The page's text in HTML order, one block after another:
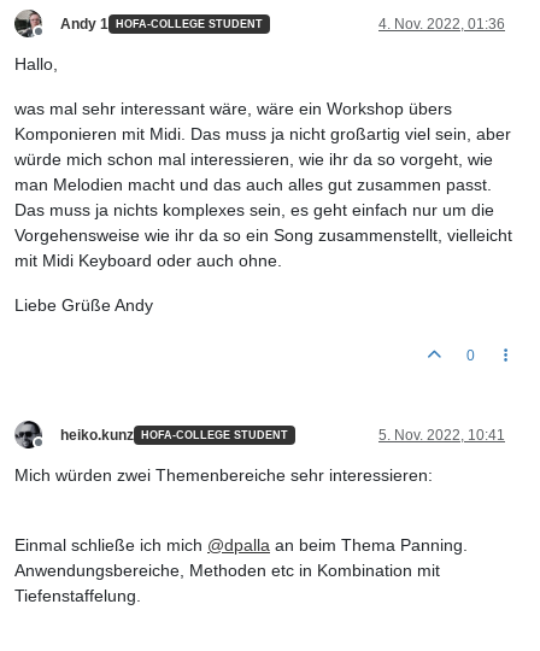
Andy 1 HOFA-COLLEGE STUDENT 4. Nov. 2022, 01:36
Hallo,
was mal sehr interessant wäre, wäre ein Workshop übers
Komponieren mit Midi. Das muss ja nicht großartig viel sein, aber
würde mich schon mal interessieren, wie ihr da so vorgeht, wie
man Melodien macht und das auch alles gut zusammen passt.
Das muss ja nichts komplexes sein, es geht einfach nur um die
Vorgehensweise wie ihr da so ein Song zusammenstellt, vielleicht
mit Midi Keyboard oder auch ohne.
Liebe Grüße Andy
0
heiko.kunz HOFA-COLLEGE STUDENT 5. Nov. 2022, 10:41
Mich würden zwei Themenbereiche sehr interessieren:
Einmal schließe ich mich @dpalla an beim Thema Panning.
Anwendungsbereiche, Methoden etc in Kombination mit
Tiefenstaffelung.